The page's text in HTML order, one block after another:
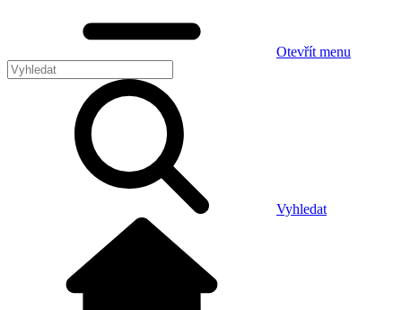
Otevřít menu
Vyhledat